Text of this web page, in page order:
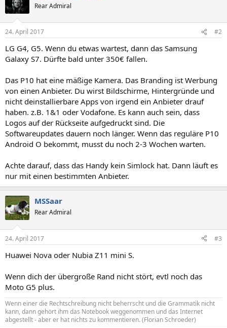
Rear Admiral
24. April 2017 #2
LG G4, G5. Wenn du etwas wartest, dann das Samsung
Galaxy S7. Dürfte bald unter 350€ fallen.
Das P10 hat eine mäßige Kamera. Das Branding ist Werbung
von einen Anbieter. Du wirst Bildschirme, Hintergründe und
nicht deinstallierbare Apps von irgend ein Anbieter drauf
haben. z.B. 1&1 oder Vodafone. Es kann auch sein, dass
Logos auf der Rückseite aufgedruckt sind. Die
Softwareupdates dauern noch länger. Wenn das reguläre P10
Android O bekommt, musst du noch 2-3 Wochen warten.
Achte darauf, dass das Handy kein Simlock hat. Dann läuft es
nur mit einen bestimmten Anbieter.
MSSaar
Rear Admiral
24. April 2017 #3
Huawei Nova oder Nubia Z11 mini S.
Wenn dich der übergroße Rand nicht stört, evtl noch das
Moto G5 plus.
Wenn einer die Rechtschreibung nicht beherrscht und die Grammatik nicht
kann, dann gehört ihm das Notebook weggenommen und das Internet
abgestellt - aber er hat nichts zu kommentieren. (Florian Schroeder)